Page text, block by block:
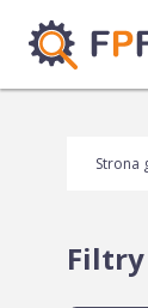
Strona
Filtry